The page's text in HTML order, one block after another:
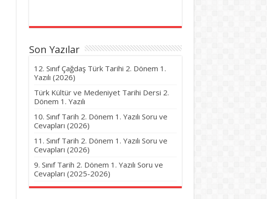
Son Yazılar
12. Sınıf Çağdaş Türk Tarihi 2. Dönem 1.
Yazılı (2026)
Türk Kültür ve Medeniyet Tarihi Dersi 2.
Dönem 1. Yazılı
10. Sınıf Tarih 2. Dönem 1. Yazılı Soru ve
Cevapları (2026)
11. Sınıf Tarih 2. Dönem 1. Yazılı Soru ve
Cevapları (2026)
9. Sınıf Tarih 2. Dönem 1. Yazılı Soru ve
Cevapları (2025-2026)